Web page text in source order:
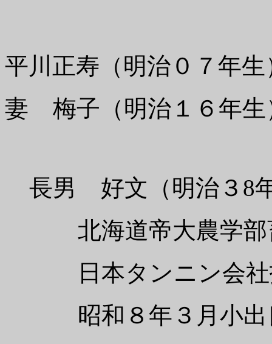
平川正寿（明治０７年生
妻 梅子（明治１６年生
長男 好文（明治３8
北海道帝大農学部
日本タンニン会社
昭和８年３月小出